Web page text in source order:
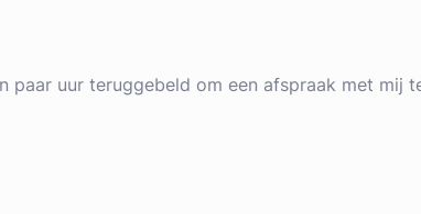
paar uur teruggebeld om een afspraak met mij